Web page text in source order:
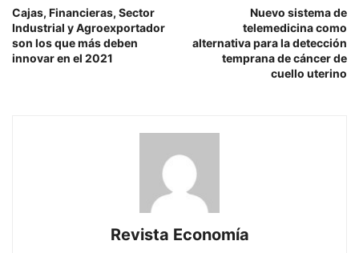
Cajas, Financieras, Sector
Industrial y Agroexportador
son los que más deben
innovar en el 2021
Nuevo sistema de
telemedicina como
alternativa para la detección
temprana de cáncer de
cuello uterino
Revista Economía